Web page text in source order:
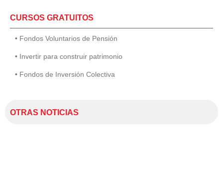
CURSOS GRATUITOS
• Fondos Voluntarios de Pensión
• Invertir para construir patrimonio
• Fondos de Inversión Colectiva
OTRAS NOTICIAS